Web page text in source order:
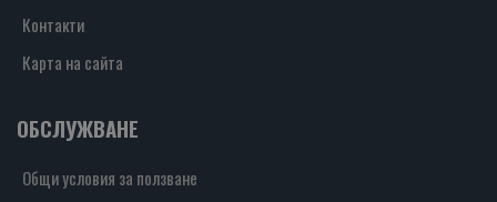
Контакти
Карта на сайта
ОБСЛУЖВАНЕ
Общи условия за ползване